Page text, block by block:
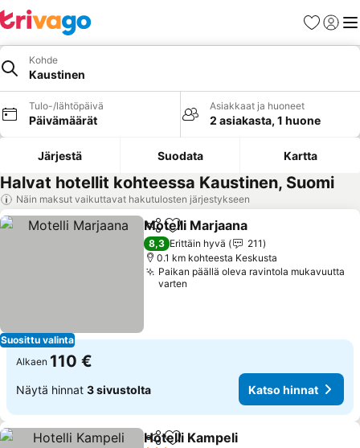
Suosikit
Kohde
Kaustinen
Tulo-/lähtöpäivä
Päivämäärät
Asiakkaat ja huoneet
2 asiakasta, 1 huone
Järjestä Suodata Kartta
Halvat hotellit kohteessa Kaustinen, Suomi
Näin maksut vaikuttavat hakutulosten järjestykseen
Suosittu valinta
Jaa Lisää suosikkeihin
Motelli Marjaana
8,3 Erittäin hyvä
211
0.1 km kohteesta Keskusta
Paikan päällä oleva ravintola mukavuutta
varten
Alkaen 110 €
Näytä hinnat 3 sivustolta Katso hinnat
Jaa
Hotelli Kampeli